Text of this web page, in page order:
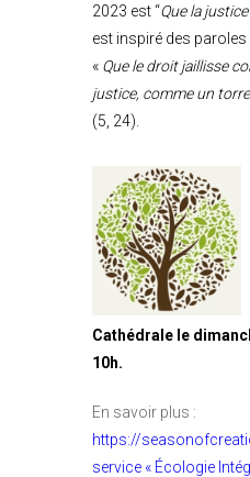
2023 est “Que la
est inspiré des
« Que le droit jaillisse
justice, comme un
(5, 24).
Cathédrale le
10h.
En savoir plus :
https://
service « Écologie